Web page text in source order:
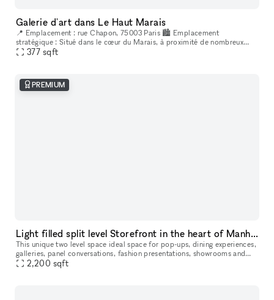
Galerie d'art dans Le Haut Marais
📍 Emplacement : rue Chapon, 75003 Paris 🏙 Emplacement
stratégique : Situé dans le cœur du Marais, à proximité de nombreux
lieux culturels et artistiques. Un espace créatif indépendant, situé au
377 sqft
PREMIUM
Light filled split level Storefront in the heart of Manhattan (with high ceilings and multiple rooms)
This unique two level space ideal space for pop-ups, dining experiences,
galleries, panel conversations, fashion presentations, showrooms and
more. With a total ceiling height of 26' the two story s
2,200 sqft